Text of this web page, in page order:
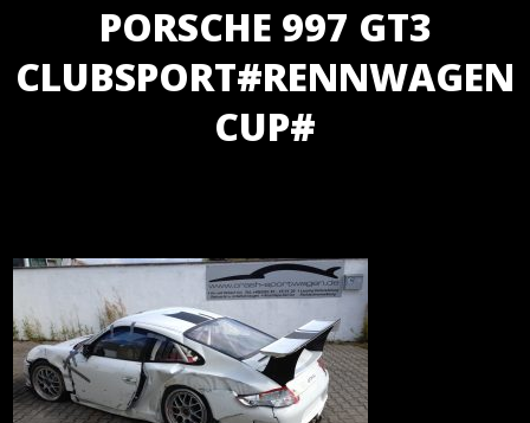
PORSCHE 997 GT3
CLUBSPORT#RENNWAGEN
CUP#